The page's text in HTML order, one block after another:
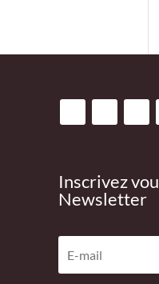
Inscrivez
Newsletter